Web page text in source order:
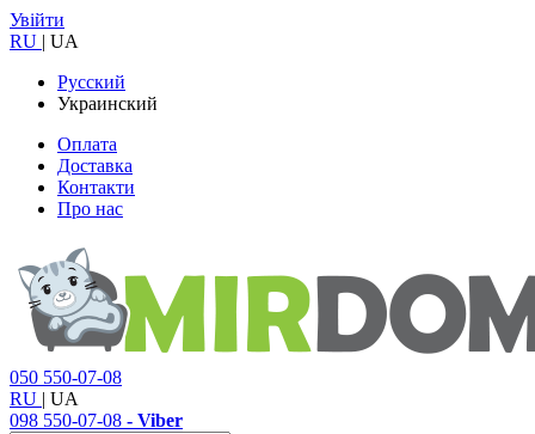
Увійти
RU | UA
Русский
Украинский
Оплата
Доставка
Контакти
Про нас
050 550-07-08
RU | UA
098 550-07-08 - Viber